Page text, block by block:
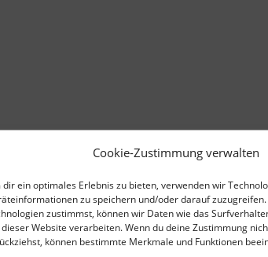
Cookie-Zustimmung verwalten
dir ein optimales Erlebnis zu bieten, verwenden wir
zu speichern und/oder darauf zuzugreifen.
zustimmst, können wir Daten wie das
Website verarbeiten. Wenn du deine Zustimmung
können bestimmte Merkmale und Funktionen